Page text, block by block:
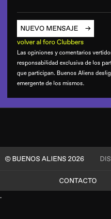
NUEVO MENSAJE
volver al foro Clubbers
Las opiniones y comentarios
responsabilidad exclusiva de los
que participan. Buenos Aliens
emergente de los mismos.
© BUENOS ALIENS 2026
CONTACTO
.